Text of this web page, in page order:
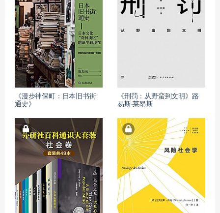
《漫步神保町：日本旧书街
通史》
《刑罚：从野蛮到文明》路
易斯·莱昂斯